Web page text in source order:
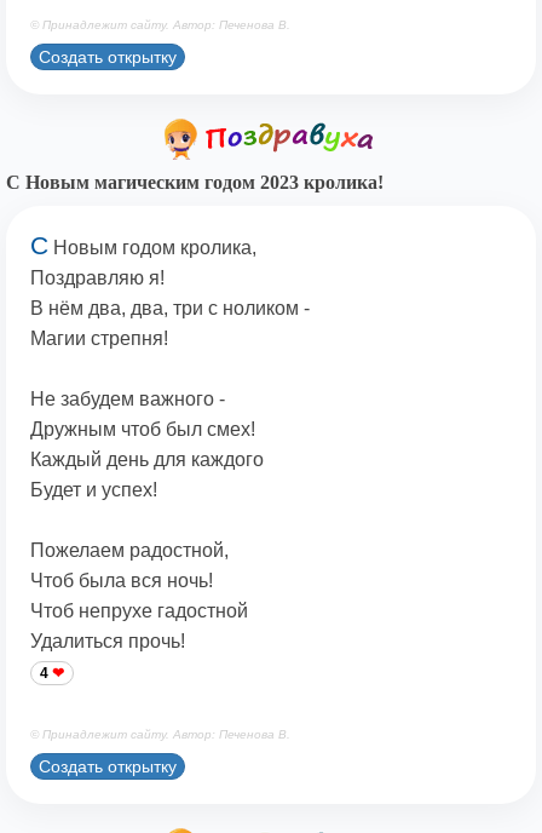
© Принадлежит сайту. Автор: Печенова В.
Создать открытку
С Новым магическим годом 2023 кролика!
С Новым годом кролика,
Поздравляю я!
В нём два, два, три с ноликом -
Магии стрепня!
Не забудем важного -
Дружным чтоб был смех!
Каждый день для каждого
Будет и успех!
Пожелаем радостной,
Чтоб была вся ночь!
Чтоб непрухе гадостной
Удалиться прочь!
4
© Принадлежит сайту. Автор: Печенова В.
Создать открытку